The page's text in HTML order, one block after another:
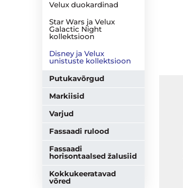
Velux duokardinad
Star Wars ja Velux
Galactic Night
kollektsioon
Disney ja Velux
unistuste kollektsioon
Putukavõrgud
Markiisid
Varjud
Fassaadi rulood
Fassaadi
horisontaalsed žalusiid
Kokkukeeratavad
võred